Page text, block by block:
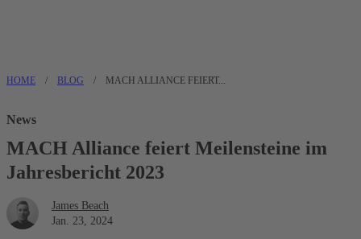
HOME / BLOG / MACH ALLIANCE FEIERT...
News
MACH Alliance feiert Meilensteine im
Jahresbericht 2023
James Beach
Jan. 23, 2024